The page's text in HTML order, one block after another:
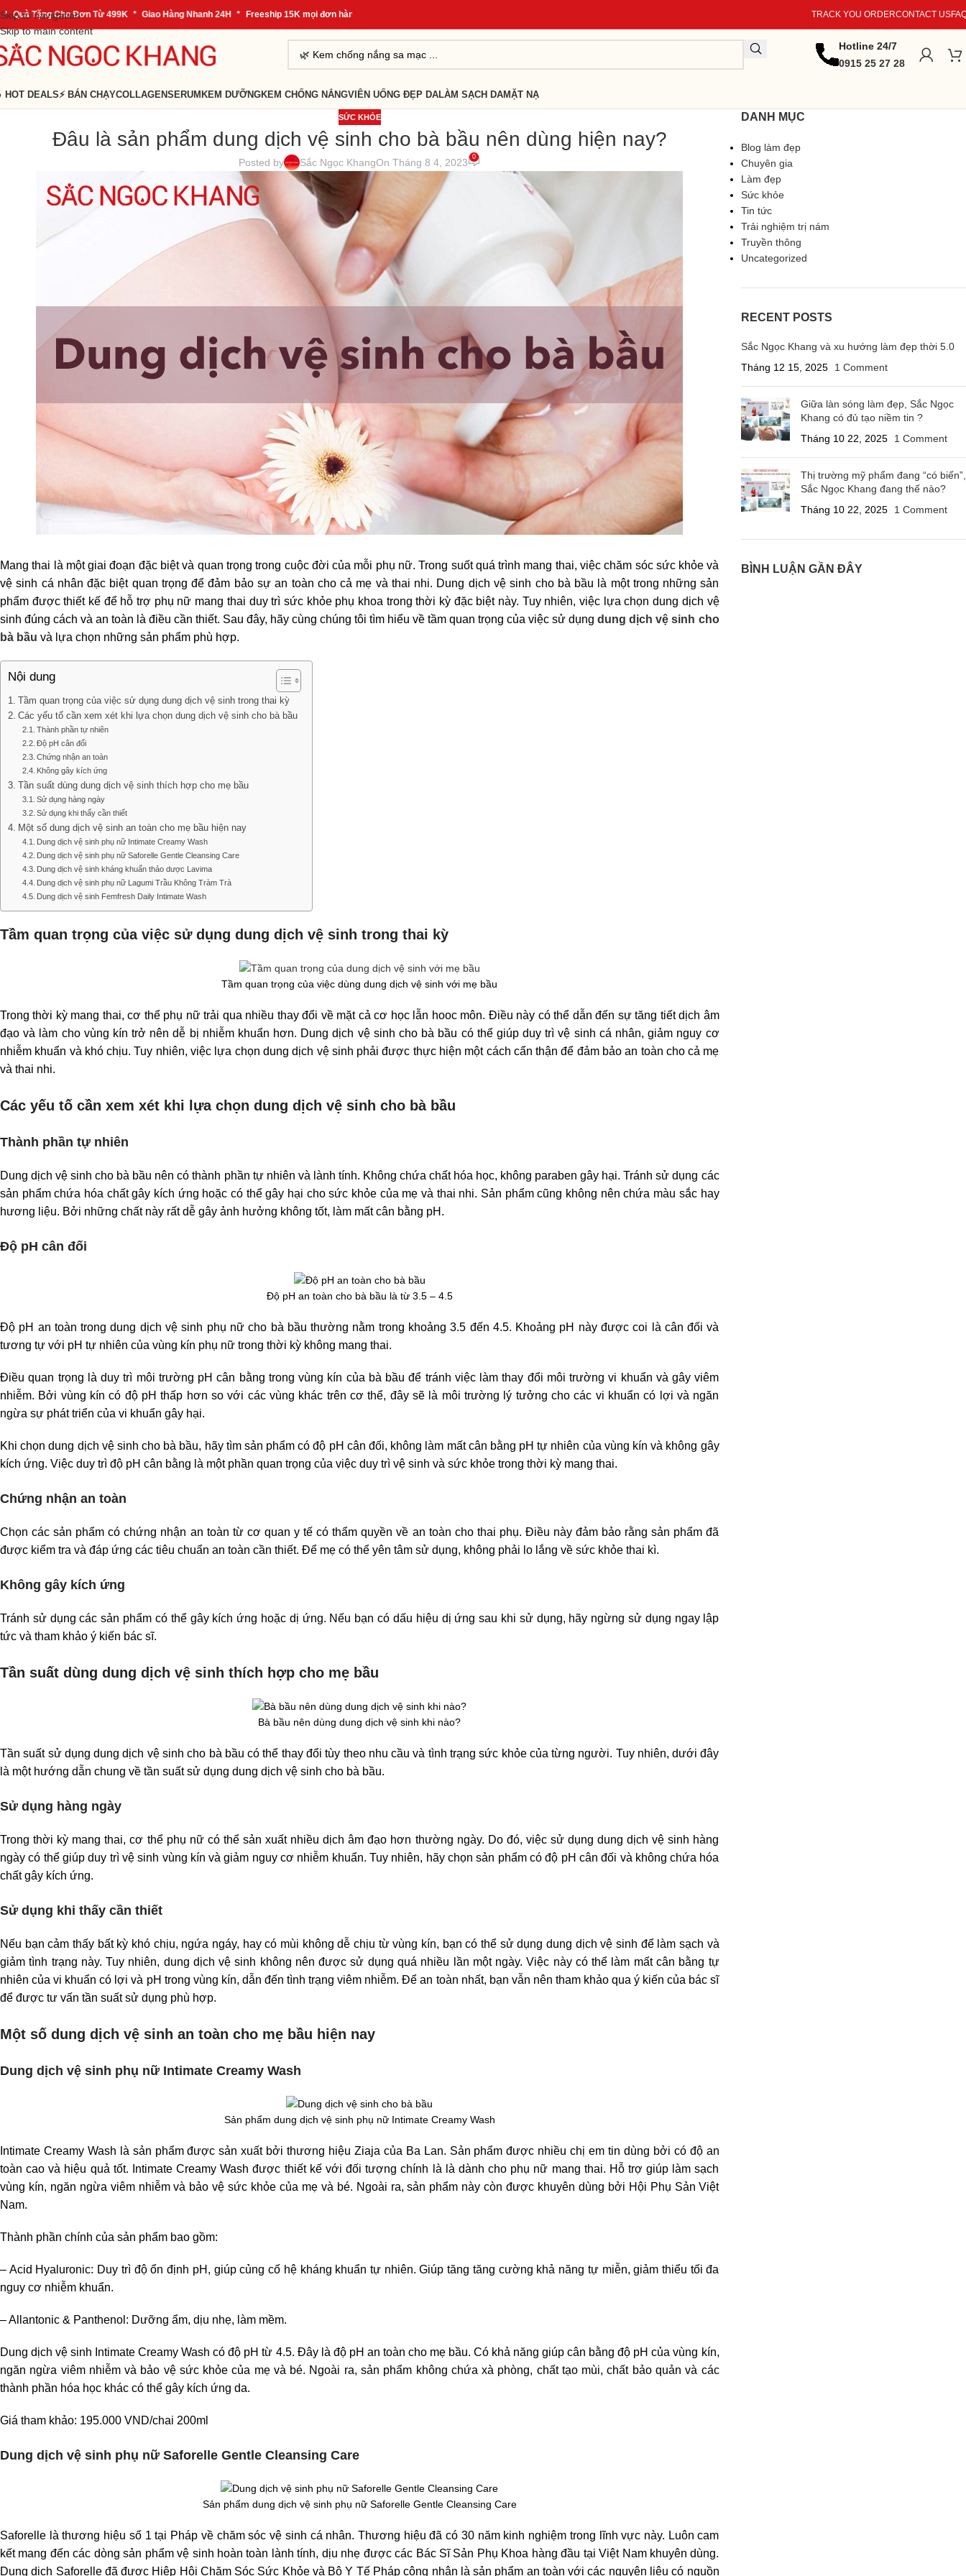
Skip to navigation
Skip to main content
Tặng Cho Đơn Từ 499K * Giao Hàng Nhanh 24H * Freeship 15K mọi đơn hàng * Quà Tặng Cho Đơn Từ 499K TRACK YOU ORDERCONTACT US
Hotline 24/7
0915 25 27 28
HOT DEALS⚡ BÁN CHẠYCOLLAGENSERUMKEM DƯỠNGKEM CHỐNG NẮNGVIÊN UỐNG ĐẸP DALÀM SẠCH DAMẶT NẠ
SỨC KHỎE
Đâu là sản phẩm dung dịch vệ sinh cho bà bầu nên dùng hiện nay?
Posted by Sắc Ngọc KhangOn Tháng 8 4, 2023 0
Mang thai là một giai đoạn đặc biệt và quan trọng trong cuộc đời của mỗi phụ nữ. Trong suốt quá trình mang thai, việc chăm sóc sức khỏe và
vệ sinh cá nhân đặc biệt quan trọng để đảm bảo sự an toàn cho cả mẹ và thai nhi. Dung dịch vệ sinh cho bà bầu là một trong những sản
phẩm được thiết kế để hỗ trợ phụ nữ mang thai duy trì sức khỏe phụ khoa trong thời kỳ đặc biệt này. Tuy nhiên, việc lựa chọn dung dịch vệ
sinh đúng cách và an toàn là điều cần thiết. Sau đây, hãy cùng chúng tôi tìm hiểu về tầm quan trọng của việc sử dụngdung dịch vệ sinh cho
bà bầu và lựa chọn những sản phẩm phù hợp.
Nội dung
Tầm quan trọng của việc sử dụng dung dịch vệ sinh trong thai kỳ
Các yếu tố cần xem xét khi lựa chọn dung dịch vệ sinh cho bà bầu
Thành phần tự nhiên
Độ pH cân đối
Chứng nhận an toàn
Không gây kích ứng
Tần suất dùng dung dịch vệ sinh thích hợp cho mẹ bầu
Sử dụng hàng ngày
Sử dụng khi thấy cần thiết
Một số dung dịch vệ sinh an toàn cho mẹ bầu hiện nay
Dung dịch vệ sinh phụ nữ Intimate Creamy Wash
Dung dịch vệ sinh phụ nữ Saforelle Gentle Cleansing Care
Dung dịch vệ sinh kháng khuẩn thảo dược Lavima
Dung dịch vệ sinh phụ nữ Lagumi Trầu Không Tràm Trà
Dung dịch vệ sinh Femfresh Daily Intimate Wash
Tầm quan trọng của việc sử dụng dung dịch vệ sinh trong thai kỳ
Tầm quan trọng của việc dùng dung dịch vệ sinh với mẹ bầu
Trong thời kỳ mang thai, cơ thể phụ nữ trải qua nhiều thay đổi về mặt cả cơ học lẫn hooc môn. Điều này có thể dẫn đến sự tăng tiết dịch âm
đạo và làm cho vùng kín trở nên dễ bị nhiễm khuẩn hơn. Dung dịch vệ sinh cho bà bầu có thể giúp duy trì vệ sinh cá nhân, giảm nguy cơ
nhiễm khuẩn và khó chịu. Tuy nhiên, việc lựa chọn dung dịch vệ sinh phải được thực hiện một cách cẩn thận để đảm bảo an toàn cho cả mẹ
và thai nhi.
Các yếu tố cần xem xét khi lựa chọn dung dịch vệ sinh cho bà bầu
Thành phần tự nhiên
Dung dịch vệ sinh cho bà bầu nên có thành phần tự nhiên và lành tính. Không chứa chất hóa học, không paraben gây hại. Tránh sử dụng các
sản phẩm chứa hóa chất gây kích ứng hoặc có thể gây hại cho sức khỏe của mẹ và thai nhi. Sản phẩm cũng không nên chứa màu sắc hay
hương liệu. Bởi những chất này rất dễ gây ảnh hưởng không tốt, làm mất cân bằng pH.
Độ pH cân đối
Độ pH an toàn cho bà bầu là từ 3.5 – 4.5
Độ pH an toàn trong dung dịch vệ sinh phụ nữ cho bà bầu thường nằm trong khoảng 3.5 đến 4.5. Khoảng pH này được coi là cân đối và
tương tự với pH tự nhiên của vùng kín phụ nữ trong thời kỳ không mang thai.
Điều quan trọng là duy trì môi trường pH cân bằng trong vùng kín của bà bầu để tránh việc làm thay đổi môi trường vi khuẩn và gây viêm
nhiễm. Bởi vùng kín có độ pH thấp hơn so với các vùng khác trên cơ thể, đây sẽ là môi trường lý tưởng cho các vi khuẩn có lợi và ngăn
ngừa sự phát triển của vi khuẩn gây hại.
Khi chọn dung dịch vệ sinh cho bà bầu, hãy tìm sản phẩm có độ pH cân đối, không làm mất cân bằng pH tự nhiên của vùng kín và không gây
kích ứng. Việc duy trì độ pH cân bằng là một phần quan trọng của việc duy trì vệ sinh và sức khỏe trong thời kỳ mang thai.
Chứng nhận an toàn
Chọn các sản phẩm có chứng nhận an toàn từ cơ quan y tế có thẩm quyền về an toàn cho thai phụ. Điều này đảm bảo rằng sản phẩm đã
được kiểm tra và đáp ứng các tiêu chuẩn an toàn cần thiết. Để mẹ có thể yên tâm sử dụng, không phải lo lắng về sức khỏe thai kì.
Không gây kích ứng
Tránh sử dụng các sản phẩm có thể gây kích ứng hoặc dị ứng. Nếu bạn có dấu hiệu dị ứng sau khi sử dụng, hãy ngừng sử dụng ngay lập
tức và tham khảo ý kiến bác sĩ.
Tần suất dùng dung dịch vệ sinh thích hợp cho mẹ bầu
Bà bầu nên dùng dung dịch vệ sinh khi nào?
Tần suất sử dụng dung dịch vệ sinh cho bà bầu có thể thay đổi tùy theo nhu cầu và tình trạng sức khỏe của từng người. Tuy nhiên, dưới đây
là một hướng dẫn chung về tần suất sử dụng dung dịch vệ sinh cho bà bầu.
Sử dụng hàng ngày
Trong thời kỳ mang thai, cơ thể phụ nữ có thể sản xuất nhiều dịch âm đạo hơn thường ngày. Do đó, việc sử dụng dung dịch vệ sinh hàng
ngày có thể giúp duy trì vệ sinh vùng kín và giảm nguy cơ nhiễm khuẩn. Tuy nhiên, hãy chọn sản phẩm có độ pH cân đối và không chứa hóa
chất gây kích ứng.
Sử dụng khi thấy cần thiết
Nếu bạn cảm thấy bất kỳ khó chịu, ngứa ngáy, hay có mùi không dễ chịu từ vùng kín, bạn có thể sử dụng dung dịch vệ sinh để làm sạch và
giảm tình trạng này.Tuy nhiên, dung dịch vệ sinh không nên được sử dụng quá nhiều lần một ngày. Việc này có thể làm mất cân bằng tự
nhiên của vi khuẩn có lợi và pH trong vùng kín, dẫn đến tình trạng viêm nhiễm. Để an toàn nhất, bạn vẫn nên tham khảo qua ý kiến của bác sĩ
để được tư vấn tần suất sử dụng phù hợp.
Một số dung dịch vệ sinh an toàn cho mẹ bầu hiện nay
Dung dịch vệ sinh phụ nữ Intimate Creamy Wash
Sản phẩm dung dịch vệ sinh phụ nữ Intimate Creamy Wash
Intimate Creamy Wash là sản phẩm được sản xuất bởi thương hiệu Ziaja của Ba Lan. Sản phẩm được nhiều chị em tin dùng bởi có độ an
toàn cao và hiệu quả tốt. Intimate Creamy Wash được thiết kế với đối tượng chính là là dành cho phụ nữ mang thai. Hỗ trợ giúp làm sạch
vùng kín, ngăn ngừa viêm nhiễm và bảo vệ sức khỏe của mẹ và bé. Ngoài ra, sản phẩm này còn được khuyên dùng bởi Hội Phụ Sản Việt
Nam.
Thành phần chính của sản phẩm bao gồm:
– Acid Hyaluronic: Duy trì độ ổn định pH, giúp củng cố hệ kháng khuẩn tự nhiên. Giúp tăng tăng cường khả năng tự miễn, giảm thiểu tối đa
nguy cơ nhiễm khuẩn.
– Allantonic & Panthenol: Dưỡng ẩm, dịu nhẹ, làm mềm.
Dung dịch vệ sinh Intimate Creamy Wash có độ pH từ 4.5. Đây là độ pH an toàn cho mẹ bầu. Có khả năng giúp cân bằng độ pH của vùng kín,
ngăn ngừa viêm nhiễm và bảo vệ sức khỏe của mẹ và bé. Ngoài ra, sản phẩm không chứa xà phòng, chất tạo mùi, chất bảo quản và các
thành phần hóa học khác có thể gây kích ứng da.
Giá tham khảo: 195.000 VND/chai 200ml
Dung dịch vệ sinh phụ nữ Saforelle Gentle Cleansing Care
Sản phẩm dung dịch vệ sinh phụ nữ Saforelle Gentle Cleansing Care
Saforelle là thương hiệu số 1 tại Pháp về chăm sóc vệ sinh cá nhân. Thương hiệu đã có 30 năm kinh nghiệm trong lĩnh vực này. Luôn cam
kết mang đến các dòng sản phẩm vệ sinh hoàn toàn lành tính, dịu nhẹ được các Bác Sĩ Sản Phụ Khoa hàng đầu tại Việt Nam khuyên dùng.
Dung dịch Saforelle đã được Hiệp Hội Chăm Sóc Sức Khỏe và Bộ Y Tế Pháp công nhận là sản phẩm an toàn với các nguyên liệu có nguồn
DANH MỤC
Blog làm đẹp
Chuyên gia
Làm đẹp
Sức khỏe
Tin tức
Trải nghiệm trị nám
Truyền thông
Uncategorized
RECENT POSTS
Sắc Ngọc Khang và xu hướng làm đẹp thời 5.0
Tháng 12 15, 2025
1 Comment
Giữa làn sóng làm đẹp, Sắc Ngọc
Khang có đủ tạo niềm tin ?
Tháng 10 22, 2025
1 Comment
Thị trường mỹ phẩm đang “có biến”,
Sắc Ngọc Khang đang thế nào?
Tháng 10 22, 2025
1 Comment
BÌNH LUẬN GẦN ĐÂY